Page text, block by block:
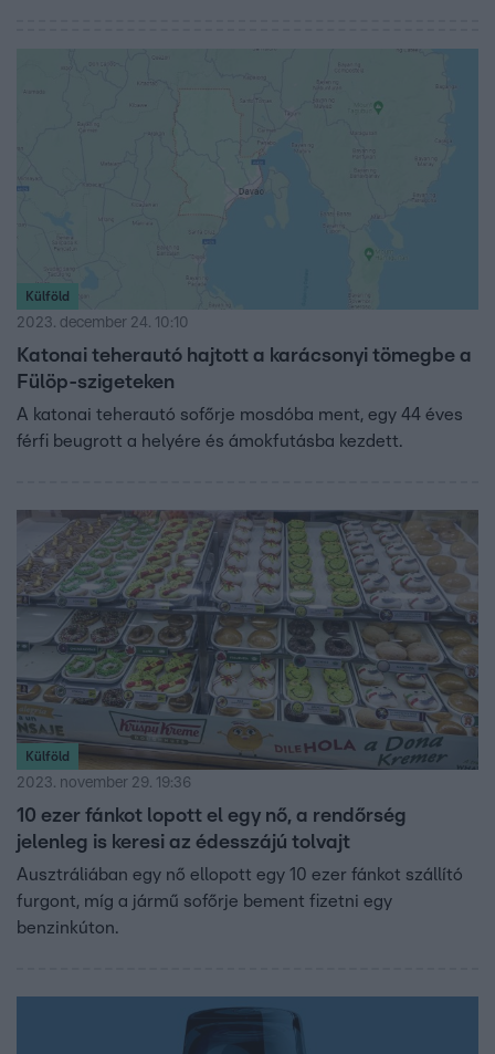
Külföld
2023. december 24. 10:10
Katonai teherautó hajtott a karácsonyi tömegbe a
Fülöp-szigeteken
A katonai teherautó sofőrje mosdóba ment, egy 44 éves
férfi beugrott a helyére és ámokfutásba kezdett.
Külföld
2023. november 29. 19:36
10 ezer fánkot lopott el egy nő, a rendőrség
jelenleg is keresi az édesszájú tolvajt
Ausztráliában egy nő ellopott egy 10 ezer fánkot szállító
furgont, míg a jármű sofőrje bement fizetni egy
benzinkúton.